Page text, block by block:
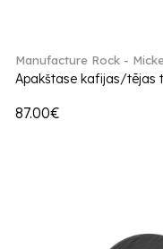
Manufacture Rock -
Apakštase kafijas/tējas
87.00€